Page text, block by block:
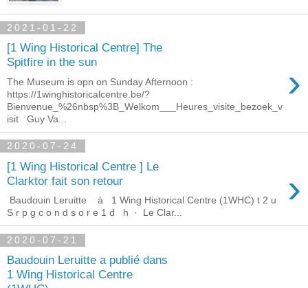
2021-01-22
[1 Wing Historical Centre] The
Spitfire in the sun
›
The Museum is opn on Sunday Afternoon :
https://1winghistoricalcentre.be/?
Bienvenue_%26nbsp%3B_Welkom___Heures_visite_bezoek_v
isit Guy Va...
2020-07-24
[1 Wing Historical Centre ] Le
Clarktor fait son retour
›
‎ Baudouin Leruitte ‎ à 1 Wing Historical Centre (1WHC) t 2 u
S r p g c o n d s o r e 1 d h · Le Clar...
2020-07-21
Baudouin Leruitte a publié dans
1 Wing Historical Centre